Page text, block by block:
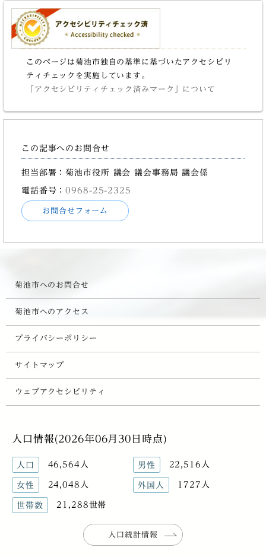
このページは菊池市独自の基準に基づいたアクセシビリ
ティチェックを実施しています。
「アクセシビリティチェック済みマーク」について
この記事へのお問合せ
担当部署：菊池市役所 議会 議会事務局 議会係
電話番号：0968-25-2325
お問合せフォーム
菊池市へのお問合せ
菊池市へのアクセス
プライバシーポリシー
サイトマップ
ウェブアクセシビリティ
人口情報(2026年06月30日時点)
人口 46,564人 男性 22,516人
女性 24,048人 外国人 1727人
世帯数 21,288世帯
人口統計情報